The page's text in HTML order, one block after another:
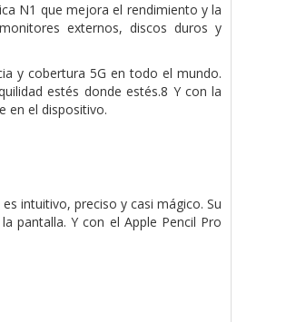
N1 que mejora el rendi­miento y la
externos, discos duros y
y cobertura 5G en todo el mundo.
estés donde estés.8 Y con la
en el dispositivo.
intuitivo, preciso y casi mágico. Su
pantalla. Y con el Apple Pencil Pro